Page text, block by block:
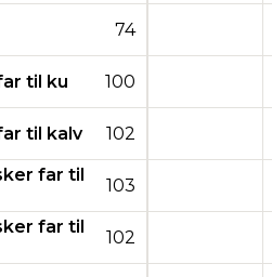
74
til ku 100
til kalv 102
far til
103
far til
102